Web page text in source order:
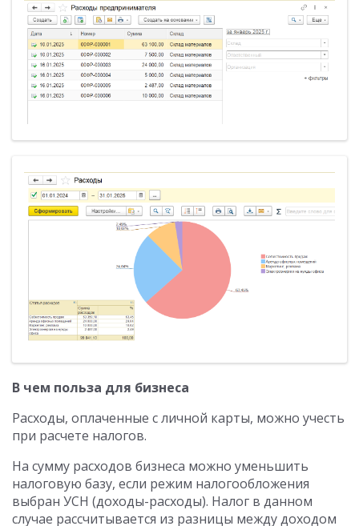
В чем польза для бизнеса
Расходы, оплаченные с личной карты, можно учесть
при расчете налогов.
На сумму расходов бизнеса можно уменьшить
налоговую базу, если режим налогообложения
выбран УСН (доходы-расходы). Налог в данном
случае рассчитывается из разницы между доходом